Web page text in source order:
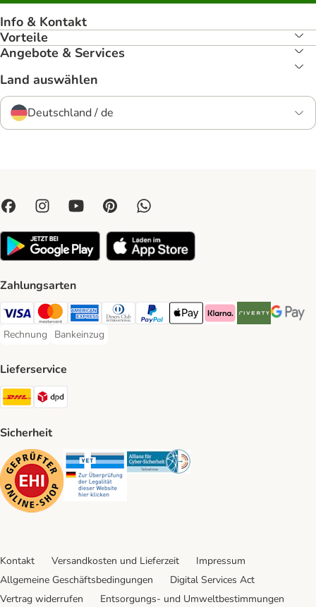
Info & Kontakt
Vorteile
Angebote & Services
Land auswählen
Deutschland / de
Zahlungsarten
Visa Payment Method
Mastercard Payment Method
American Express Payment Method
Diners Club Payment Method
PayPal Payment Method
Apple Pay Payment Method
Klarna Payment Method
Riverty Payment
Google
Rechnung
Rechnung Payment Method
Bankeinzug
Bankeinzug Payment Method
Lieferservice
DHL Shipping Method
Sicherheit
Security Security Security
Kontakt Versandkosten und Lieferzeit
Impressum
Allgemeine Geschäftsbedingungen
Digital Services Act
Vertrag widerrufen
Entsorgungs- und Umweltbestimmungen